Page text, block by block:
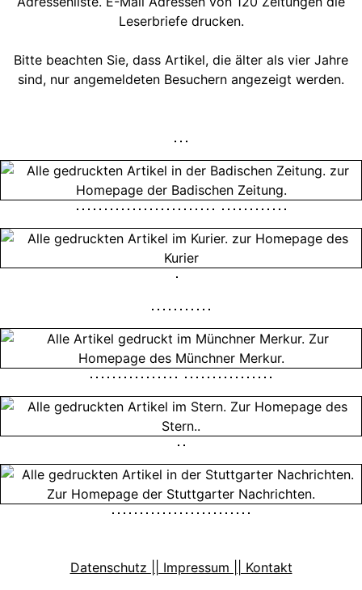
Leserbriefe drucken.
Bitte beachten Sie, dass Artikel, die älter als vier Jahre
sind, nur angemeldeten Besuchern angezeigt werden.
Datenschutz || Impressum || Kontakt